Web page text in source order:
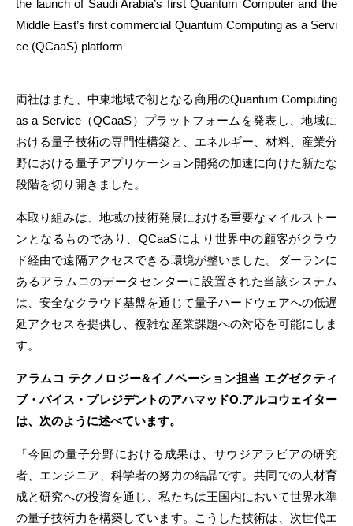
the launch of Saudi Arabia’s first Quantum Computer and the
Middle East’s first commercial Quantum Computing as a Servi
ce (QCaaS) platform
両社はまた、中東地域で初となる商用のQuantum Computing
as a Service（QCaaS）プラットフォームを発表し、地域に
おける量子技術の専門性構築と、エネルギー、材料、産業分
野における量子アプリケーション開発の加速に向けた新たな
段階を切り開きました。
本取り組みは、地域の技術発展における重要なマイルストー
ンとなるものであり、QCaaSにより世界中の顧客がクラウ
ド経由で遠隔アクセスできる環境が整いました。ダーランに
あるアラムコのデータセンターに設置された当該システム
は、安全なクラウド基盤を通じて量子ハードウェアへの低遅
延アクセスを提供し、複雑な産業課題への対応を可能にしま
す。
アラムコ テクノロジー&イノベーション担当 エグゼクティ
ブ・バイス・プレジデントのアハマッドO.アルコウェイター
は、次のように述べています。
「今回の量子分野における成果は、サウジアラビアの研究
者、エンジニア、科学者の努力の結晶です。共同での人材育
成と研究への投資を通じ、私たちは王国内において世界水準
の量子技術力を構築しています。こうした技術は、次世代エ